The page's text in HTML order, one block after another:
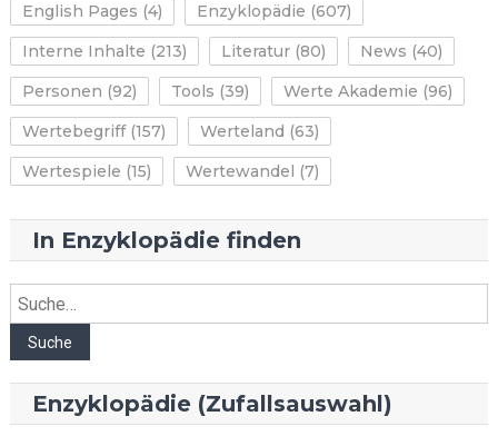
English Pages (4) Enzyklopädie (607)
Interne Inhalte (213) Literatur(80) News (40)
Personen (92) Tools (39) Werte Akademie (96)
Wertebegriff(157) Werteland (63)
Wertespiele (15) Wertewandel (7)
In Enzyklopädie finden
Suche
Suche
Enzyklopädie (Zufallsauswahl)